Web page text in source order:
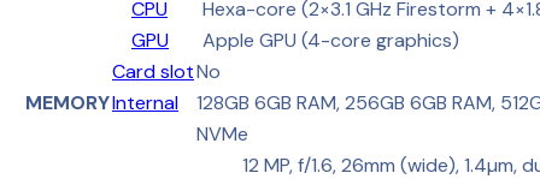
CPU
Hexa-core (2×3.1 GHz Firestorm +
GPU
Apple GPU (4-core graphics)
MEMORY
Card slotNo
Internal
128GB 6GB RAM, 256GB 6GB RAM,
NVMe
12 MP, f/1.6, 26mm (wide), 1.4µm,